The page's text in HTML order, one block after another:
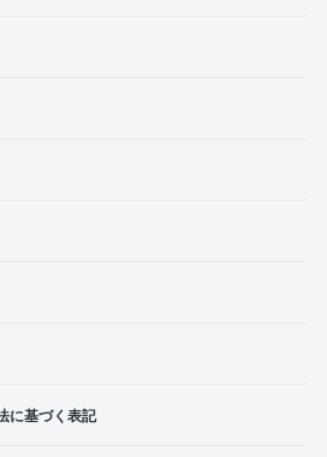
に基づく表記